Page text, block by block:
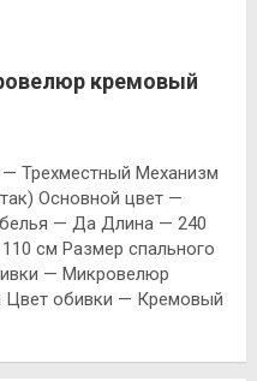
кремовый
Трехместный Механизм
Основной цвет —
— Да Длина — 240
см Размер спального
— Микровелюр
Цвет обивки — Кремовый